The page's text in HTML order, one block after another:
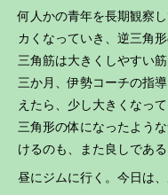
何人かの青年を長期観察
カくなっていき、逆三角
三角筋は大きくしやすい
三か月、伊勢コーチの指
えたら、少し大きくなっ
三角形の体になったよう
けるのも、また良しである
昼にジムに行く。今日は、